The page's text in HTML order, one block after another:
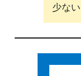
少な